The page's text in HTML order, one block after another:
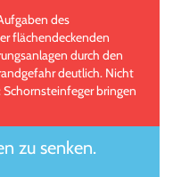
des
flächendeckenden
durch den
deutlich. Nicht
bringen
zu senken.